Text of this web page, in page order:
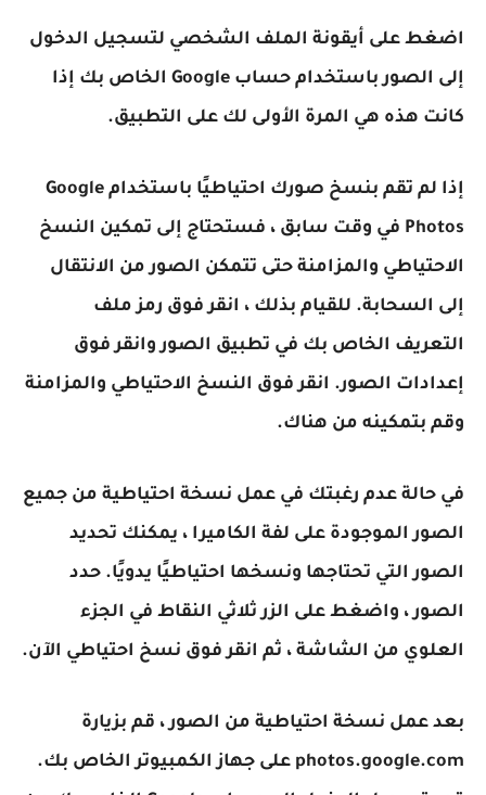
اضغط على أيقونة الملف الشخصي لتسجيل الدخول
إلى الصور باستخدام حساب Google الخاص بك إذا
كانت هذه هي المرة الأولى لك على التطبيق.
إذا لم تقم بنسخ صورك احتياطيًا باستخدام Google
Photos في وقت سابق ، فستحتاج إلى تمكين النسخ
الاحتياطي والمزامنة حتى تتمكن الصور من الانتقال
إلى السحابة. للقيام بذلك ، انقر فوق رمز ملف
التعريف الخاص بك في تطبيق الصور وانقر فوق
إعدادات الصور. انقر فوق النسخ الاحتياطي والمزامنة
وقم بتمكينه من هناك.
في حالة عدم رغبتك في عمل نسخة احتياطية من جميع
الصور الموجودة على لفة الكاميرا ، يمكنك تحديد
الصور التي تحتاجها ونسخها احتياطيًا يدويًا. حدد
الصور ، واضغط على الزر ثلاثي النقاط في الجزء
العلوي من الشاشة ، ثم انقر فوق نسخ احتياطي الآن.
بعد عمل نسخة احتياطية من الصور ، قم بزيارة
photos.google.com على جهاز الكمبيوتر الخاص بك.